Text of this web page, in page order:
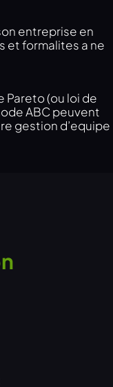
entreprise en
et formalites a ne
Pareto (ou loi de
ABC peuvent
gestion d’equipe